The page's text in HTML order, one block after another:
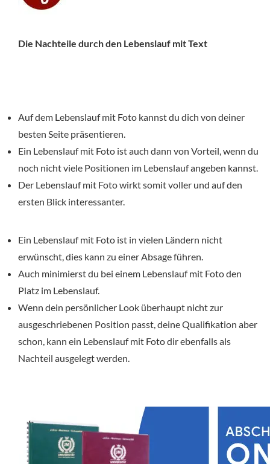
Die Nachteile durch den Lebenslauf mit Text
Auf dem Lebenslauf mit Foto kannst du dich von deiner
besten Seite präsentieren.
Ein Lebenslauf mit Foto ist auch dann von Vorteil, wenn du
noch nicht viele Positionen im Lebenslauf angeben kannst.
Der Lebenslauf mit Foto wirkt somit voller und auf den
ersten Blick interessanter.
Ein Lebenslauf mit Foto ist in vielen Ländern nicht
erwünscht, dies kann zu einer Absage führen.
Auch minimierst du bei einem Lebenslauf mit Foto den
Platz im Lebenslauf.
Wenn dein persönlicher Look überhaupt nicht zur
ausgeschriebenen Position passt, deine Qualifikation aber
schon, kann ein Lebenslauf mit Foto dir ebenfalls als
Nachteil ausgelegt werden.